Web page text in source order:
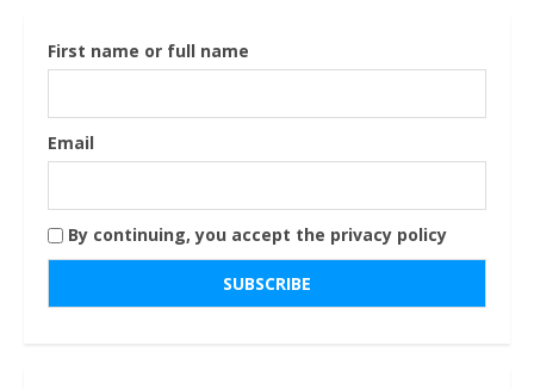
First name or full name
Email
By continuing, you accept the privacy policy